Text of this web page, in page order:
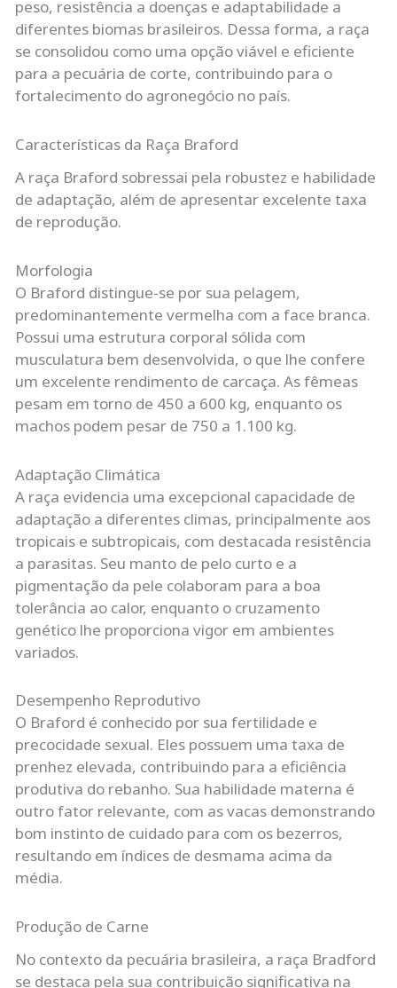
peso, resistência a doenças e adaptabilidade a
diferentes biomas brasileiros. Dessa forma, a raça
se consolidou como uma opção viável e eficiente
para a pecuária de corte, contribuindo para o
fortalecimento do agronegócio no país.
Características da Raça Braford
A raça Braford sobressai pela robustez e habilidade
de adaptação, além de apresentar excelente taxa
de reprodução.
Morfologia
O Braford distingue-se por sua pelagem,
predominantemente vermelha com a face branca.
Possui uma estrutura corporal sólida com
musculatura bem desenvolvida, o que lhe confere
um excelente rendimento de carcaça. As fêmeas
pesam em torno de 450 a 600 kg, enquanto os
machos podem pesar de 750 a 1.100 kg.
Adaptação Climática
A raça evidencia uma excepcional capacidade de
adaptação a diferentes climas, principalmente aos
tropicais e subtropicais, com destacada resistência
a parasitas. Seu manto de pelo curto e a
pigmentação da pele colaboram para a boa
tolerância ao calor, enquanto o cruzamento
genético lhe proporciona vigor em ambientes
variados.
Desempenho Reprodutivo
O Braford é conhecido por sua fertilidade e
precocidade sexual. Eles possuem uma taxa de
prenhez elevada, contribuindo para a eficiência
produtiva do rebanho. Sua habilidade materna é
outro fator relevante, com as vacas demonstrando
bom instinto de cuidado para com os bezerros,
resultando em índices de desmama acima da
média.
Produção de Carne
No contexto da pecuária brasileira, a raça Bradford
se destaca pela sua contribuição significativa na